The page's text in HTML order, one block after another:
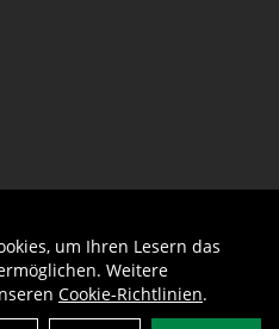
um Ihren Lesern das
Weitere
Cookie-Richtlinien.
Auftrag widerrufen